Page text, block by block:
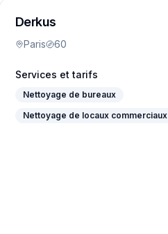
Derkus
Paris 60
Services et tarifs
Nettoyage de bureaux
Nettoyage de locaux commerciaux